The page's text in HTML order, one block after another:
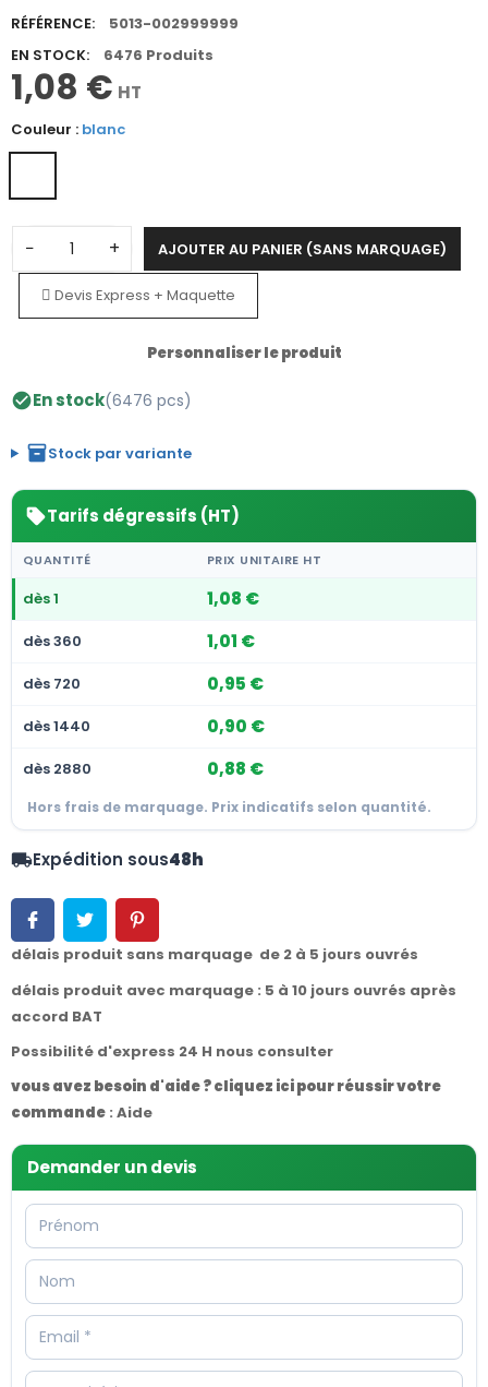
RÉFÉRENCE:
5013-002999999
EN STOCK:
6476 Produits
1,08 € HT
Couleur : blanc
− + AJOUTER AU PANIER (SANS MARQUAGE)
Devis Express + Maquette
Personnaliser le produit
check_circleEn stock(6476 pcs)
inventory_2Stock par variante
sellTarifs dégressifs (HT)
QUANTITÉ PRIX UNITAIRE HT
dès 1 1,08 €
dès 360 1,01 €
dès 720 0,95 €
dès 1440 0,90 €
dès 2880 0,88 €
Hors frais de marquage. Prix indicatifs selon quantité.
local_shippingExpédition sous48h
délais produit sans marquage de 2 à 5 jours ouvrés
délais produit avec marquage : 5 à 10 jours ouvrés après
accord BAT
Possibilité d'express 24 H nous consulter
vous avez besoin d'aide ? cliquez ici pour réussir votre
commande : Aide
Demander un devis